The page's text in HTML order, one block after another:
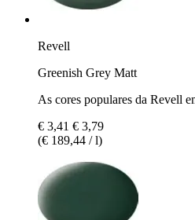
Revell
Greenish Grey Matt
As cores populares da Revell
€ 3,41 € 3,79
(€ 189,44 / l)